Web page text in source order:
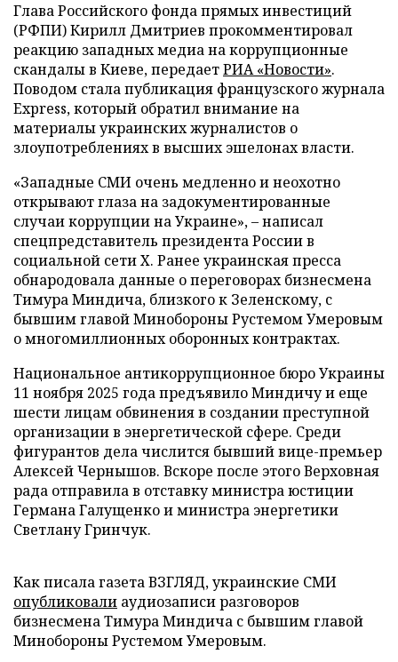
Глава Российского фонда прямых инвестиций
(РФПИ) Кирилл Дмитриев прокомментировал
реакцию западных медиа на коррупционные
скандалы в Киеве, передаетРИА «Новости».
Поводом стала публикация французского журнала
Express, который обратил внимание на
материалы украинских журналистов о
злоупотреблениях в высших эшелонах власти.
«Западные СМИ очень медленно и неохотно
открывают глаза на задокументированные
случаи коррупции на Украине», – написал
спецпредставитель президента России в
социальной сети X. Ранее украинская пресса
обнародовала данные о переговорах бизнесмена
Тимура Миндича, близкого к Зеленскому, с
бывшим главой Минобороны Рустемом Умеровым
о многомиллионных оборонных контрактах.
Национальное антикоррупционное бюро Украины
11 ноября 2025 года предъявило Миндичу и еще
шести лицам обвинения в создании преступной
организации в энергетической сфере. Среди
фигурантов дела числится бывший вице-премьер
Алексей Чернышов. Вскоре после этого Верховная
рада отправила в отставку министра юстиции
Германа Галущенко и министра энергетики
Светлану Гринчук.
Как писала газета ВЗГЛЯД, украинские СМИ
опубликовали аудиозаписи разговоров
бизнесмена Тимура Миндича с бывшим главой
Минобороны Рустемом Умеровым.